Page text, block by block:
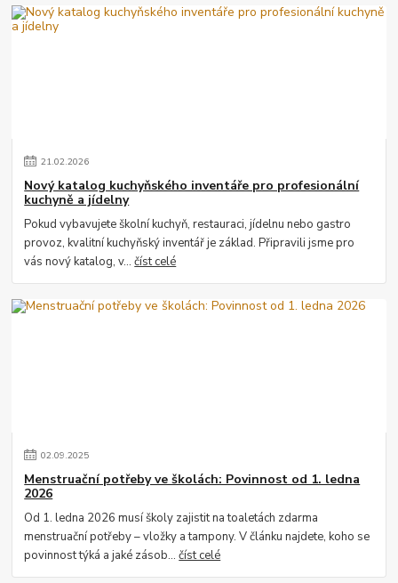
21.02.2026
Nový katalog kuchyňského inventáře pro profesionální
kuchyně a jídelny
Pokud vybavujete školní kuchyň, restauraci, jídelnu nebo gastro
provoz, kvalitní kuchyňský inventář je základ. Připravili jsme pro
vás nový katalog, v...číst celé
02.09.2025
Menstruační potřeby ve školách: Povinnost od 1. ledna
2026
Od 1. ledna 2026 musí školy zajistit na toaletách zdarma
menstruační potřeby – vložky a tampony. V článku najdete, koho se
povinnost týká a jaké zásob...číst celé